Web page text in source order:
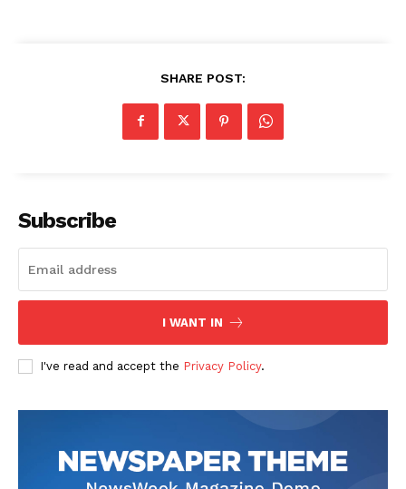
SHARE POST:
Subscribe
I WANT IN
I've read and accept the Privacy Policy.